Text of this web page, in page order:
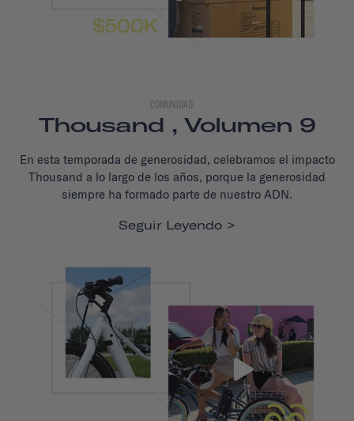
COMUNIDAD
Thousand , Volumen 9
En esta temporada de generosidad, celebramos el impacto
Thousand a lo largo de los años, porque la generosidad
siempre ha formado parte de nuestro ADN.
Seguir Leyendo